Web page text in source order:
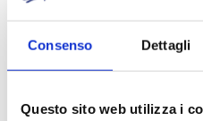
Consenso Dettagli
Questo sito web utilizza i